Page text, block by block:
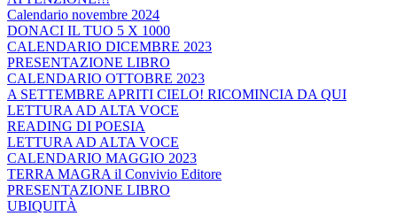
Calendario novembre 2024
DONACI IL TUO 5 X 1000
CALENDARIO DICEMBRE 2023
PRESENTAZIONE LIBRO
CALENDARIO OTTOBRE 2023
A SETTEMBRE APRITI CIELO! RICOMINCIA DA QUI
LETTURA AD ALTA VOCE
READING DI POESIA
LETTURA AD ALTA VOCE
CALENDARIO MAGGIO 2023
TERRA MAGRA il Convivio Editore
PRESENTAZIONE LIBRO
UBIQUITÀ